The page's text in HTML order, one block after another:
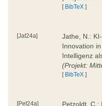
[ BibTeX ]
[Jat24a]
Jathe, N.:
Innovation
Intelligenz
(Projekt:
[ BibTeX ]
[Pet24a]
Petzoldt, C.: